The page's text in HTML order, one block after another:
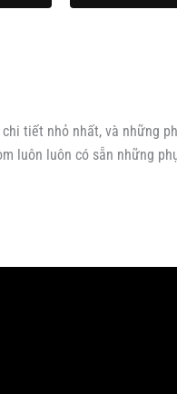
tiết nhỏ nhất, và những
luôn luôn có sẵn những